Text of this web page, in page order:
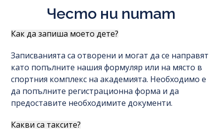
Често ни питат
Как да запиша моето дете?
Записванията са отворени и могат да се направят
като попълните нашия формуляр или на място в
спортния комплекс на академията. Необходимо е
да попълните регистрационна форма и да
предоставите необходимите документи.
Какви са таксите?